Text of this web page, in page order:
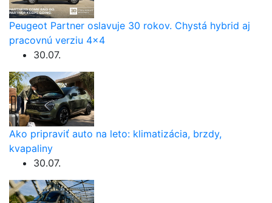
Peugeot Partner oslavuje 30 rokov. Chystá hybrid aj
pracovnú verziu 4×4
30.07.
Ako pripraviť auto na leto: klimatizácia, brzdy,
kvapaliny
30.07.